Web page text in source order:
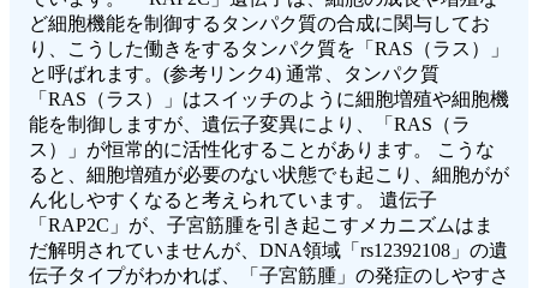
ど細胞機能を制御するタンパク質の合成に関与してお
り、こうした働きをするタンパク質を「RAS（ラス）」
と呼ばれます。(参考リンク4) 通常、タンパク質
「RAS（ラス）」はスイッチのように細胞増殖や細胞機
能を制御しますが、遺伝子変異により、「RAS（ラ
ス）」が恒常的に活性化することがあります。 こうな
ると、細胞増殖が必要のない状態でも起こり、細胞がが
ん化しやすくなると考えられています。 遺伝子
「RAP2C」が、子宮筋腫を引き起こすメカニズムはま
だ解明されていませんが、DNA領域「rs12392108」の遺
伝子タイプがわかれば、「子宮筋腫」の発症のしやすさ